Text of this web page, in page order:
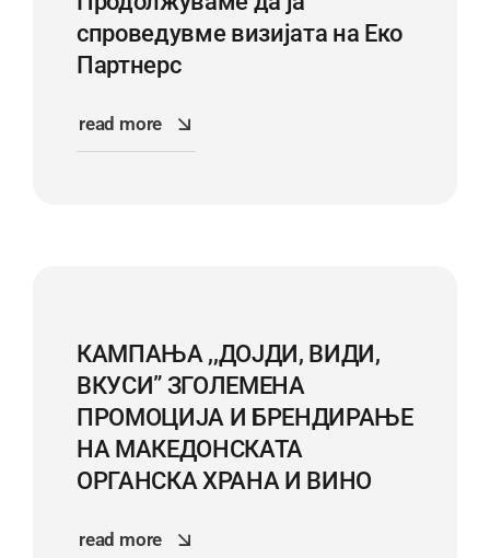
спроведувмe визијата на Еко
Партнерс
read more
КАМПАЊА ,,ДОЈДИ, ВИДИ,
ВКУСИ” ЗГОЛЕМЕНА
ПРОМОЦИЈА И БРЕНДИРАЊЕ
НА МАКЕДОНСКАТА
ОРГАНСКА ХРАНА И ВИНО
read more